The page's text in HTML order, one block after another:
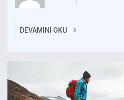
DEVAMINI OKU